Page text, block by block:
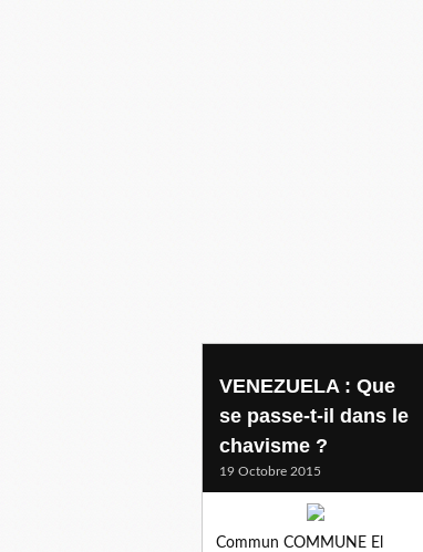
VENEZUELA : Que
se passe-t-il dans le
chavisme ?
19 Octobre 2015
Commun COMMUNE El